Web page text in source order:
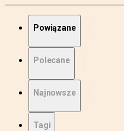
Powiązane
Polecane
Najnowsze
Tagi